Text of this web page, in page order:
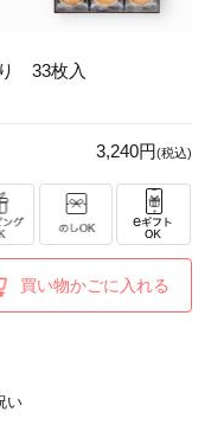
33枚入
3,240円(税込)
買い物かごに入れる
い